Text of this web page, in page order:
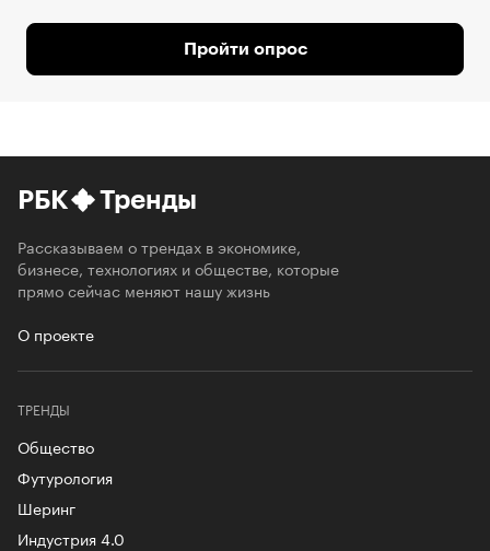
Пройти опрос
РБК Тренды
Рассказываем о трендах в экономике,
бизнесе, технологиях и обществе, которые
прямо сейчас меняют нашу жизнь
О проекте
ТРЕНДЫ
Общество
Футурология
Шеринг
Индустрия 4.0